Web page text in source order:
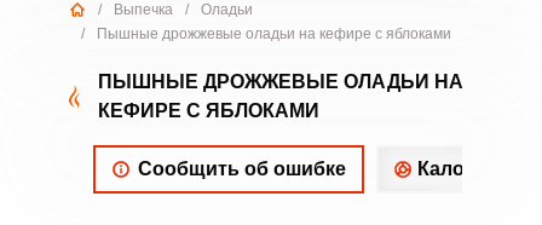
/ Выпечка /
Оладьи
/
Пышные дрожжевые оладьи на кефире с яблоками
ПЫШНЫЕ ДРОЖЖЕВЫЕ ОЛАДЬИ НА
КЕФИРЕ С ЯБЛОКАМИ
Сообщить об ошибке